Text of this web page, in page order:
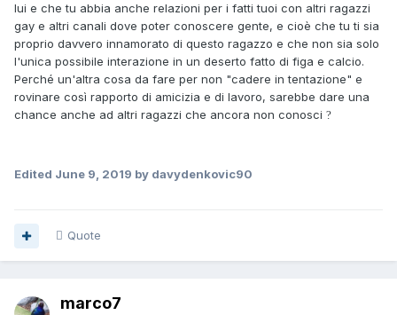
lui e che tu abbia anche relazioni per i fatti tuoi con altri ragazzi
gay e altri canali dove poter conoscere gente, e cioè che tu ti sia
proprio davvero innamorato di questo ragazzo e che non sia solo
l'unica possibile interazione in un deserto fatto di figa e calcio.
Perché un'altra cosa da fare per non "cadere in tentazione" e
rovinare così rapporto di amicizia e di lavoro, sarebbe dare una
chance anche ad altri ragazzi che ancora non conosci ?
Edited June 9, 2019 by davydenkovic90
Quote
marco7